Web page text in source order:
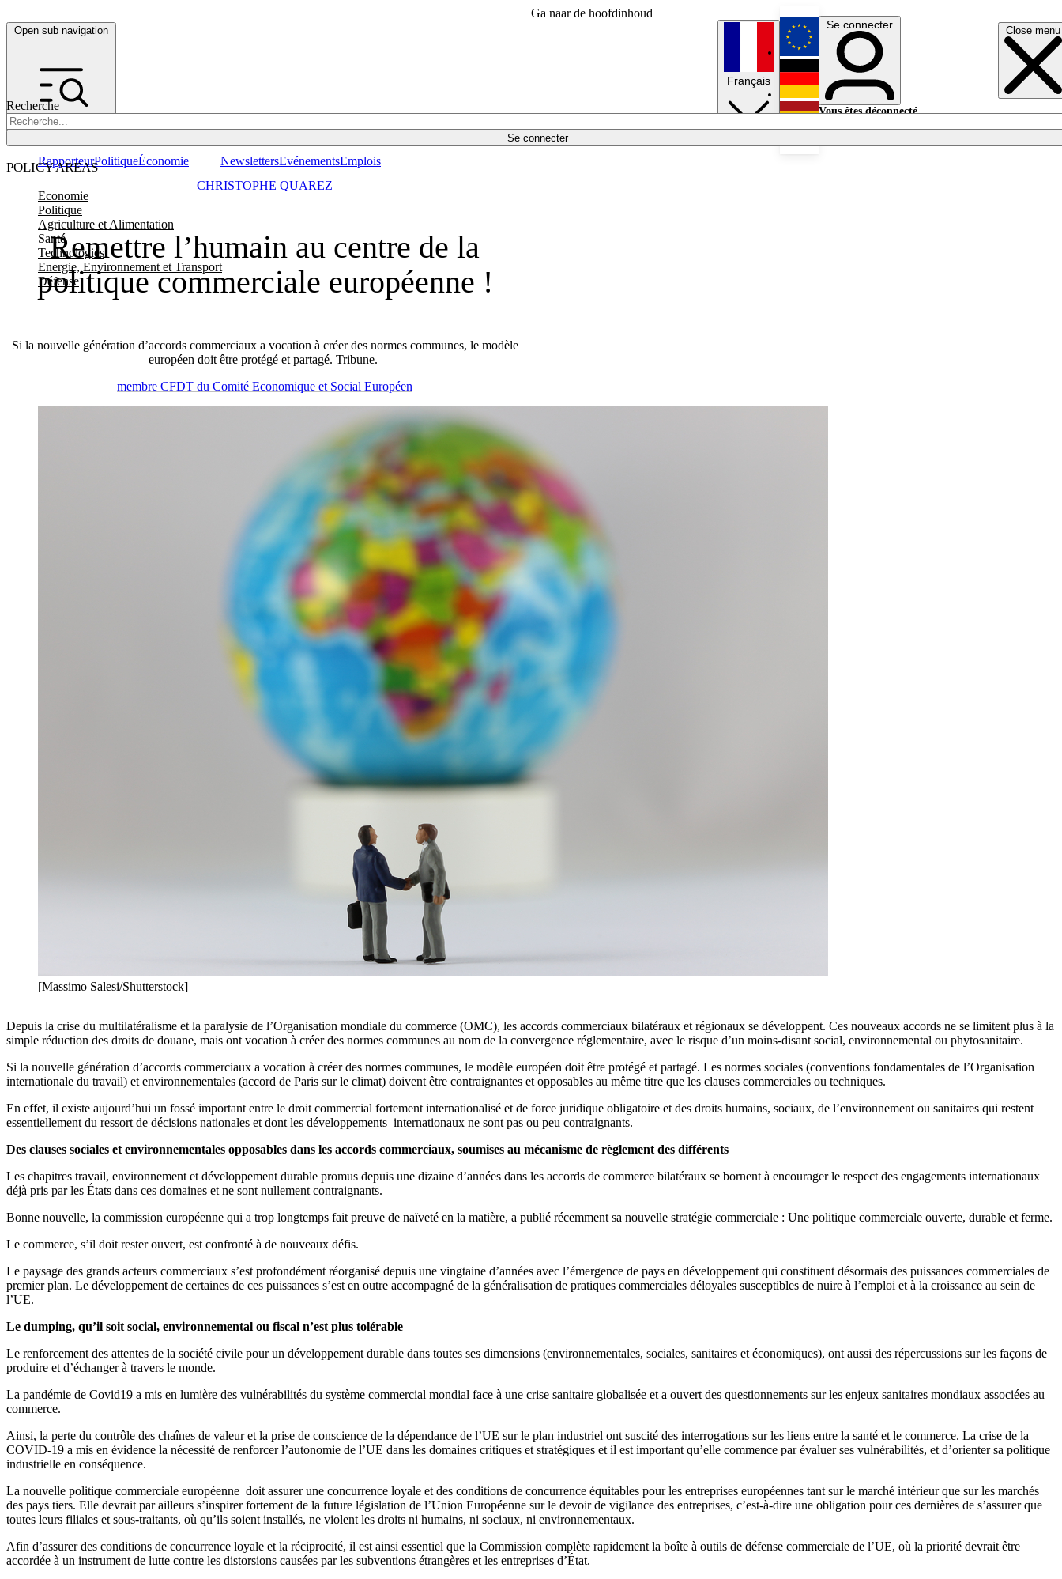
Ga naar de hoofdinhoud
Open sub navigation Close menu
Recherche
Se connecter
POLICY AREAS
Economie
Politique
Agriculture et Alimentation
Santé
Technologies
Energie, Environnement et Transport
Défense
RapporteurPolitiqueÉconomie NewslettersEvénementsEmplois
Français
English
Deutsch
Se connecter
Vous êtes déconnecté.
Remettre l’humain au centre de la
politique commerciale européenne !
Si la nouvelle génération d’accords commerciaux a vocation à créer des normes communes, le modèle
européen doit être protégé et partagé. Tribune.
CHRISTOPHE QUAREZ
membre CFDT du Comité Economique et Social Européen
[Massimo Salesi/Shutterstock]
Depuis la crise du multilatéralisme et la paralysie de l’Organisation mondiale du commerce (OMC), les accords commerciaux bilatéraux et régionaux se développent. Ces nouveaux accords ne se limitent plus à la
simple réduction des droits de douane, mais ont vocation à créer des normes communes au nom de la convergence réglementaire, avec le risque d’un moins-disant social, environnemental ou phytosanitaire.
Si la nouvelle génération d’accords commerciaux a vocation à créer des normes communes, le modèle européen doit être protégé et partagé. Les normes sociales (conventions fondamentales de l’Organisation
internationale du travail) et environnementales (accord de Paris sur le climat) doivent être contraignantes et opposables au même titre que les clauses commerciales ou techniques.
En effet, il existe aujourd’hui un fossé important entre le droit commercial fortement internationalisé et de force juridique obligatoire et des droits humains, sociaux, de l’environnement ou sanitaires qui restent
essentiellement du ressort de décisions nationales et dont les développements internationaux ne sont pas ou peu contraignants.
Des clauses sociales et environnementales opposables dans les accords commerciaux, soumises au mécanisme de règlement des différents
Les chapitres travail, environnement et développement durable promus depuis une dizaine d’années dans les accords de commerce bilatéraux se bornent à encourager le respect des engagements internationaux
déjà pris par les États dans ces domaines et ne sont nullement contraignants.
Bonne nouvelle, la commission européenne qui a trop longtemps fait preuve de naïveté en la matière, a publié récemment sa nouvelle stratégie commerciale : Une politique commerciale ouverte, durable et ferme.
Le commerce, s’il doit rester ouvert, est confronté à de nouveaux défis.
Le paysage des grands acteurs commerciaux s’est profondément réorganisé depuis une vingtaine d’années avec l’émergence de pays en développement qui constituent désormais des puissances commerciales de
premier plan. Le développement de certaines de ces puissances s’est en outre accompagné de la généralisation de pratiques commerciales déloyales susceptibles de nuire à l’emploi et à la croissance au sein de
l’UE.
Le dumping, qu’il soit social, environnemental ou fiscal n’est plus tolérable
Le renforcement des attentes de la société civile pour un développement durable dans toutes ses dimensions (environnementales, sociales, sanitaires et économiques), ont aussi des répercussions sur les façons de
produire et d’échanger à travers le monde.
La pandémie de Covid19 a mis en lumière des vulnérabilités du système commercial mondial face à une crise sanitaire globalisée et a ouvert des questionnements sur les enjeux sanitaires mondiaux associées au
commerce.
Ainsi, la perte du contrôle des chaînes de valeuret la prise de conscience de la dépendance de l’UE sur le plan industriel ont suscité des interrogations sur les liens entre la santé et le commerce. La crise de la
COVID-19 a mis en évidence la nécessité de renforcer l’autonomie de l’UE dans les domaines critiques et stratégiques et il est important qu’elle commence par évaluer ses vulnérabilités, et d’orienter sa politique
industrielle en conséquence.
La nouvelle politique commerciale européenne doit assurer une concurrence loyale et des conditions de concurrence équitables pour les entreprises européennes tant sur le marché intérieur que sur les marchés
des pays tiers. Elle devrait par ailleurs s’inspirer fortement de la future législation de l’Union Européenne sur le devoir de vigilance des entreprises, c’est-à-dire une obligation pour ces dernières de s’assurer que
toutes leurs filiales et sous-traitants, où qu’ils soient installés, ne violent les droits ni humains, ni sociaux, ni environnementaux.
Afin d’assurer des conditions de concurrence loyale et la réciprocité, il est ainsi essentiel que la Commission complète rapidement la boîte à outils de défense commerciale de l’UE, où la priorité devrait être
accordée à un instrument de lutte contre les distorsions causées par les subventions étrangères et les entreprises d’État.